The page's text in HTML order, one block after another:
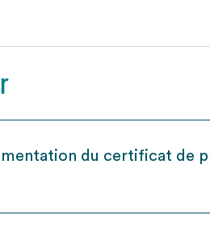
du certificat de